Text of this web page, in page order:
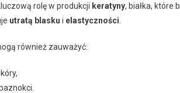
rolę w produkcji keratyny, białka, które
utratą blasku i elastyczności
również zauważyć: